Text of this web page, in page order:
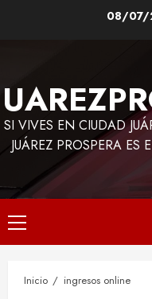
08/07/
SI VIVES EN CIUDAD
JUÁREZ PROSPERA ES
Menú
principal
Inicio ingresos online